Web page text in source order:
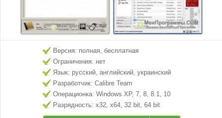
Версия: полная, бесплатная
Ограничения: нет
Язык: русский, английский, украинский
Разработчик: Calibre Team
Операционка: Windows XP, 7, 8, 8.1, 10
Разрядность: x32, x64, 32 bit, 64 bit